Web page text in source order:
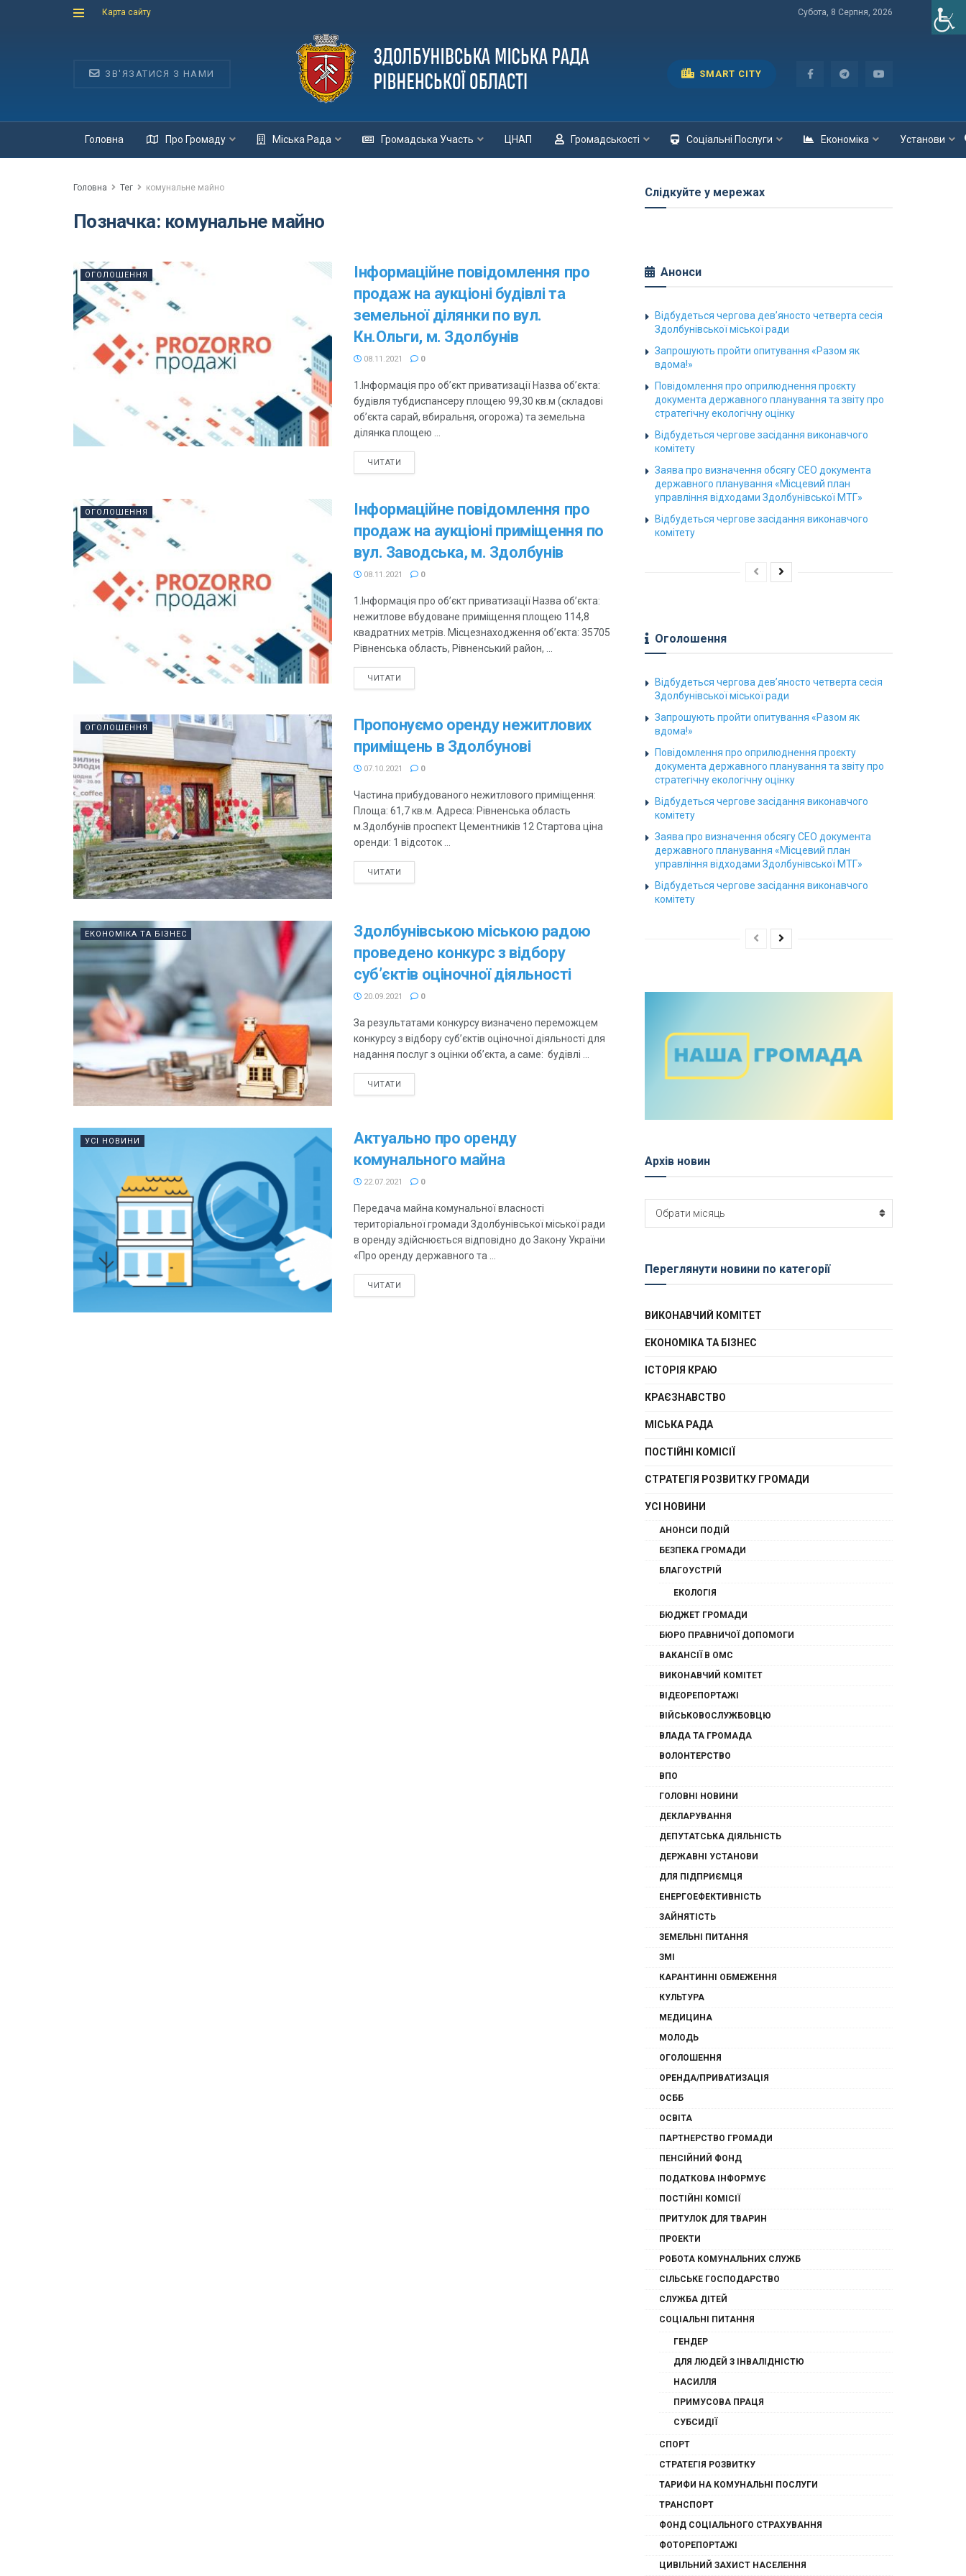
Карта сайту Субота, 8 Серпня, 2026
ЗВ'ЯЗАТИСЯ З НАМИ SMART CITY
Головна Про Громаду Міська Рада Громадська Участь ЦНАП Громадськості Соціальні Послуги Економіка Установи
Головна Тег комунальне майно
Позначка: комунальне майно
ОГОЛОШЕННЯ
Інформаційне повідомлення про
продаж на аукціоні будівлі та
земельної ділянки по вул.
Кн.Ольги, м. Здолбунів
08.11.2021 0
1.Інформація про об’єкт приватизації Назва об’єкта:
будівля тубдиспансеру площею 99,30 кв.м (складові
об’єкта сарай, вбиральня, огорожа) та земельна
ділянка площею ...
ЧИТАТИ
ОГОЛОШЕННЯ
Інформаційне повідомлення про
продаж на аукціоні приміщення по
вул. Заводська, м. Здолбунів
08.11.2021 0
1.Інформація про об’єкт приватизації Назва об’єкта:
нежитлове вбудоване приміщення площею 114,8
квадратних метрів. Місцезнаходження об’єкта: 35705
Рівненська область, Рівненський район, ...
ЧИТАТИ
ОГОЛОШЕННЯ
Пропонуємо оренду нежитлових
приміщень в Здолбунові
07.10.2021 0
Частина прибудованого нежитлового приміщення:
Площа: 61,7 кв.м. Адреса: Рівненська область
м.Здолбунів проспект Цементників 12 Стартова ціна
оренди: 1 відсоток ...
ЧИТАТИ
ЕКОНОМІКА ТА БІЗНЕС
Здолбунівською міською радою
проведено конкурс з відбору
суб’єктів оціночної діяльності
20.09.2021 0
За результатами конкурсу визначено переможцем
конкурсу з відбору суб’єктів оціночної діяльності для
надання послуг з оцінки об’єкта, а саме: будівлі ...
ЧИТАТИ
УСІ НОВИНИ
Актуально про оренду
комунального майна
22.07.2021 0
Передача майна комунальної власності
територіальної громади Здолбунівської міської ради
в оренду здійснюється відповідно до Закону України
«Про оренду державного та ...
ЧИТАТИ
Слідкуйте у мережах
Анонси
Відбудеться чергова дев’яносто четверта сесія
Здолбунівської міської ради
Запрошують пройти опитування «Разом як
вдома!»
Повідомлення про оприлюднення проєкту
документа державного планування та звіту про
стратегічну екологічну оцінку
Відбудеться чергове засідання виконавчого
комітету
Заява про визначення обсягу СЕО документа
державного планування «Місцевий план
управління відходами Здолбунівської МТГ»
Відбудеться чергове засідання виконавчого
комітету
Оголошення
Відбудеться чергова дев’яносто четверта сесія
Здолбунівської міської ради
Запрошують пройти опитування «Разом як
вдома!»
Повідомлення про оприлюднення проєкту
документа державного планування та звіту про
стратегічну екологічну оцінку
Відбудеться чергове засідання виконавчого
комітету
Заява про визначення обсягу СЕО документа
державного планування «Місцевий план
управління відходами Здолбунівської МТГ»
Відбудеться чергове засідання виконавчого
комітету
Архів новин
Архів
новин
Обрати місяць
Переглянути новини по категорії
ВИКОНАВЧИЙ КОМІТЕТ
ЕКОНОМІКА ТА БІЗНЕС
ІСТОРІЯ КРАЮ
КРАЄЗНАВСТВО
МІСЬКА РАДА
ПОСТІЙНІ КОМІСІЇ
СТРАТЕГІЯ РОЗВИТКУ ГРОМАДИ
УСІ НОВИНИ
АНОНСИ ПОДІЙ
БЕЗПЕКА ГРОМАДИ
БЛАГОУСТРІЙ
ЕКОЛОГІЯ
БЮДЖЕТ ГРОМАДИ
БЮРО ПРАВНИЧОЇ ДОПОМОГИ
ВАКАНСІЇ В ОМС
ВИКОНАВЧИЙ КОМІТЕТ
ВІДЕОРЕПОРТАЖІ
ВІЙСЬКОВОСЛУЖБОВЦЮ
ВЛАДА ТА ГРОМАДА
ВОЛОНТЕРСТВО
ВПО
ГОЛОВНІ НОВИНИ
ДЕКЛАРУВАННЯ
ДЕПУТАТСЬКА ДІЯЛЬНІСТЬ
ДЕРЖАВНІ УСТАНОВИ
ДЛЯ ПІДПРИЄМЦЯ
ЕНЕРГОЕФЕКТИВНІСТЬ
ЗАЙНЯТІСТЬ
ЗЕМЕЛЬНІ ПИТАННЯ
ЗМІ
КАРАНТИННІ ОБМЕЖЕННЯ
КУЛЬТУРА
МЕДИЦИНА
МОЛОДЬ
ОГОЛОШЕННЯ
ОРЕНДА/ПРИВАТИЗАЦІЯ
ОСББ
ОСВІТА
ПАРТНЕРСТВО ГРОМАДИ
ПЕНСІЙНИЙ ФОНД
ПОДАТКОВА ІНФОРМУЄ
ПОСТІЙНІ КОМІСІЇ
ПРИТУЛОК ДЛЯ ТВАРИН
ПРОЕКТИ
РОБОТА КОМУНАЛЬНИХ СЛУЖБ
СІЛЬСЬКЕ ГОСПОДАРСТВО
СЛУЖБА ДІТЕЙ
СОЦІАЛЬНІ ПИТАННЯ
ГЕНДЕР
ДЛЯ ЛЮДЕЙ З ІНВАЛІДНІСТЮ
НАСИЛЛЯ
ПРИМУСОВА ПРАЦЯ
СУБСИДІЇ
СПОРТ
СТРАТЕГІЯ РОЗВИТКУ
ТАРИФИ НА КОМУНАЛЬНІ ПОСЛУГИ
ТРАНСПОРТ
ФОНД СОЦІАЛЬНОГО СТРАХУВАННЯ
ФОТОРЕПОРТАЖІ
ЦИВІЛЬНИЙ ЗАХИСТ НАСЕЛЕННЯ